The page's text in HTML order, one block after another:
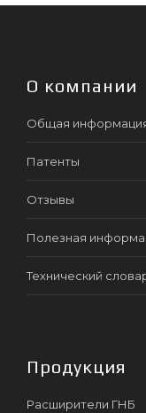
О компании
Общая
Патенты
Отзывы
Полезная
Технический
Продукция
Расширители ГНБ